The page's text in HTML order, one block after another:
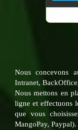
Nous concevons
Intranet,
Nous mettons en
ligne et effectuons
que vous
MangoPay, Paypal).